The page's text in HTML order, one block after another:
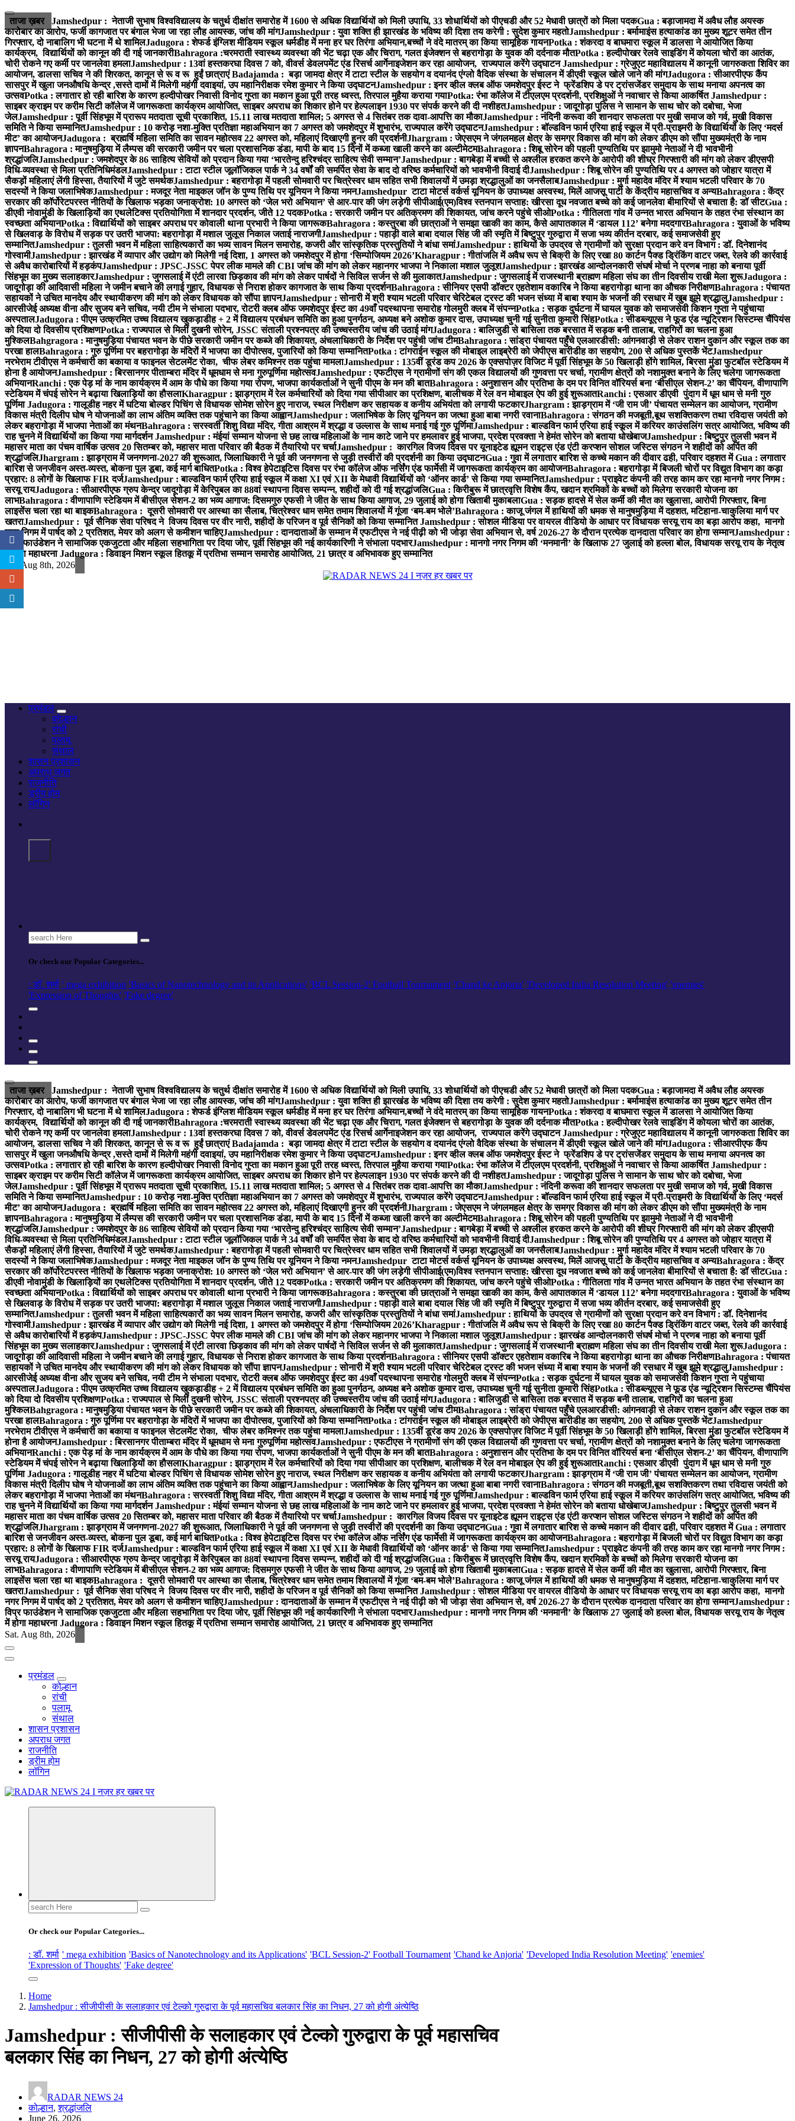
Skip
to
content
ताजा ख़बर Jamshedpur : नेताजी सुभाष विश्वविद्यालय के चतुर्थ दीक्षांत समारोह में 1600 से अधिक विद्यार्थियों को मिली उपाधि, 33 शोधार्थियों को पीएचडी और 52 मेधावी छात्रों को मिला पदकGua : बड़ाजामदा में अवैध लौह अयस्क
कारोबार का आरोप, फर्जी कागजात पर बंगाल भेजा जा रहा लौह आयस्क, जांच की मांगJamshedpur : युवा शक्ति ही झारखंड के भविष्य की दिशा तय करेगी : सुदेश कुमार महतोJamshedpur : बर्मामाइंस हत्याकांड का मुख्य शूटर समेत तीन
गिरफ्तार, दो नाबालिग भी घटना में थे शामिलJadugora : शेफर्ड इंग्लिश मीडियम स्कूल धर्मडीह में मना हर घर तिरंगा अभियान,बच्चों ने वंदे मातरम् का किया सामूहिक गायनPotka : शंकरदा व बाघमारा स्कूल में डालसा ने आयोजित किया
कार्यक्रम, विद्यार्थियों को कानून की दी गई जानकारीBahragora :चरमराती स्वास्थ्य व्यवस्था की भेंट चढ़ा एक और चिराग, गलत इंजेक्शन से बहरागोड़ा के युवक की दर्दनाक मौतPotka : हल्दीपोखर रेलवे साइडिंग में कोयला चोरों का आतंक,
चोरी रोकने गए कर्मी पर जानलेवा हमलाJamshedpur : 13वां हस्तकरघा दिवस 7 को, वीवर्स डेवलपमेंट एंड रिसर्च आर्गेनाइजेशन कर रहा आयोजन, राज्यपाल करेंगे उद्घाटनJamshedpur : ग्रेजुएट महाविद्यालय में कानूनी जागरुकता शिविर का
आयोजन, डालसा सचिव ने की शिरकत, कानून से रू व रू हुईं छात्राएंBadajamda : बड़ा जामदा क्षेत्र में टाटा स्टील के सहयोग व दयानंद एंग्लो वैदिक संस्था के संचालन में डीएवी स्कूल खोले जाने की मांगJadugora : सीआरपीएफ कैंप
सासपुर में खुला जनऔषधि केन्द्र ,सस्ते दामों में मिलेगी महंगी दवाइयां, उप महानिरीक्षक रमेश कुमार ने किया उद्घाटनJamshedpur : इनर व्हील क्लब ऑफ जमशेदपुर ईस्ट ने फ्रेंडशिप डे पर ट्रांसजेंडर समुदाय के साथ मनाया अपनत्व का
उत्सवPotka : लगातार हो रही बारिश के कारण हल्दीपोखर निवासी विनोद गुप्ता का मकान हुआ पूरी तरह ध्वस्त, तिरपाल मुहैया कराया गयाPotka: रंभा कॉलेज में टीएलएम प्रदर्शनी, प्रशिक्षुओं ने नवाचार से किया आकर्षितJamshedpur :
साइबर क्राइम पर करीम सिटी कॉलेज में जागरूकता कार्यक्रम आयोजित, साइबर अपराध का शिकार होने पर हेल्पलाइन 1930 पर संपर्क करने की दी नशीहतJamshedpur : जादूगोड़ा पुलिस ने सामान के साथ चोर को दबोचा, भेजा
जेलJamshedpur : पूर्वी सिंहभूम में प्रारूप मतदाता सूची प्रकाशित, 15.11 लाख मतदाता शामिल; 5 अगस्त से 4 सितंबर तक दावा-आपत्ति का मौकाJamshedpur : नंदिनी करूवा की शानदार सफलता पर मुखी समाज को गर्व, मुखी विकास
समिति ने किया सम्मानितJamshedpur : 10 करोड़ नशा-मुक्ति प्रतिज्ञा महाअभियान का 7 अगस्त को जमशेदपुर में शुभारंभ, राज्यपाल करेंगे उद्घाटनJamshedpur : बॉल्डविन फार्म एरिया हाई स्कूल में प्री-प्राइमरी के विद्यार्थियों के लिए ‘मदर्स
मीट’ का आयोजनJadugora : ब्रह्मर्षि महिला समिति का सावन महोत्सव 22 अगस्त को, महिलाएं दिखाएगी हुनर की प्रदर्शनीJhargram : जेएसएम ने जंगलमहल क्षेत्र के समग्र विकास की मांग को लेकर डीएम को सौंपा मुख्यमंत्री के नाम
ज्ञापनBahragora : मानुषमुड़िया में लैम्पस की सरकारी जमीन पर चला प्रशासनिक डंडा, मापी के बाद 15 दिनों में कब्जा खाली करने का अल्टीमेटमBahragora : शिबू सोरेन की पहली पुण्यतिथि पर झामुमो नेताओं ने दी भावभीनी
श्रद्धांजलिJamshedpur : जमशेदपुर के 86 साहित्य सेवियों को प्रदान किया गया ‘भारतेन्दु हरिश्चंद्र साहित्य सेवी सम्मान’Jamshedpur : बागबेड़ा में बच्ची से अश्लील हरकत करने के आरोपी की शीघ्र गिरफ्तारी की मांग को लेकर डीएसपी
विधि-व्यवस्था से मिला प्रतिनिधिमंडलJamshedpur : टाटा स्टील जूलॉजिकल पार्क ने 34 वर्षों की समर्पित सेवा के बाद दो वरिष्ठ कर्मचारियों को भावभीनी विदाई दीJamshedpur : शिबू सोरेन की पुण्यतिथि पर 4 अगस्त को जोहार यात्रा में
सैकड़ों महिलाएं लेंगी हिस्सा, तैयारियों में जुटे समर्थकJamshedpur : बहरागोड़ा में पहली सोमवारी पर चित्रेस्वर धाम सहित सभी शिवालयों में उमड़ा श्रद्धालुओं का जनसैलाबJamshedpur : मुर्गा महादेव मंदिर में श्याम भटली परिवार के 70
सदस्यों ने किया जलाभिषेकJamshedpur : मजदूर नेता माइकल जॉन के पुण्य तिथि पर यूनियन ने किया नमनJamshedpur टाटा मोटर्स वर्कर्स यूनियन के उपाध्यक्ष अस्वस्थ, मिलें आजसू पार्टी के केंद्रीय महासचिव व अन्यBahragora : केंद्र
सरकार की कॉर्पोरेटपरस्त नीतियों के खिलाफ भड़का जनाक्रोश: 10 अगस्त को ‘जेल भरो अभियान’ से आर-पार की जंग लड़ेगी सीपीआई(एम)विश्व स्तनपान सप्ताह: खीरसा दूध नवजात बच्चे को कई जानलेवा बीमारियों से बचाता है: डॉ सीटGua :
डीएवी नोवामुंडी के खिलाड़ियों का एथलेटिक्स प्रतियोगिता में शानदार प्रदर्शन, जीते 12 पदकPotka : सरकारी जमीन पर अतिक्रमण की शिकायत, जांच करने पहुंचे सीओPotka : गीतिलता गांव में उन्नत भारत अभियान के तहत रंभा संस्थान का
स्वच्छता अभियानPotka : विद्यार्थियों को साइबर अपराध पर कोवाली थाना प्रभारी ने किया जागरूकBahragora : कस्तुरबा की छात्राओं ने समझा खाकी का काम, कैसे आपातकाल में ‘डायल 112’ बनेगा मददगारBahragora : युवाओं के भविष्य
से खिलवाड़ के विरोध में सड़क पर उतरी भाजपा: बहरागोड़ा में मशाल जुलूस निकाल जताई नाराजगीJamshedpur : पहाड़ी वाले बाबा दयाल सिंह जी की स्मृति में बिष्टुपुर गुरुद्वारा में सजा भव्य कीर्तन दरबार, कई समाजसेवी हुए
सम्मानितJamshedpur : तुलसी भवन में महिला साहित्यकारों का भव्य सावन मिलन समारोह, कजरी और सांस्कृतिक प्रस्तुतियों ने बांधा समांJamshedpur : हाथियों के उपद्रव से ग्रामीणों को सुरक्षा प्रदान करे वन विभाग : डॉ. दिनेशानंद
गोस्वामीJamshedpur : झारखंड में व्यापार और उद्योग को मिलेगी नई दिशा, 1 अगस्त को जमशेदपुर में होगा ‘सिम्पोजियम 2026’Kharagpur : गीतांजलि में अवैध रूप से बिक्री के लिए रखा 80 कार्टन पैक्ड ड्रिंकिंग वाटर जब्त, रेलवे की कार्रवाई
से अवैध कारोबारियों में हड़कंपJamshedpur : JPSC-JSSC पेपर लीक मामले की CBI जांच की मांग को लेकर महानगर भाजपा ने निकाला मशाल जुलूशJamshedpur : झारखंड आन्दोलनकारी संघर्ष मोर्चा ने प्रणब नाहा को बनाया पूर्वी
सिंहभूम का मुख्य सलाहकारJamshedpur : जुगसलाई में एंटी लारवा छिड़काव की मांग को लेकर पार्षदों ने सिविल सर्जन से की मुलाकातJamshedpur : जुगसलाई में राजस्थानी ब्राह्मण महिला संघ का तीन दिवसीय राखी मेला शुरूJadugora :
जादूगोड़ा की आदिवासी महिला ने जमीन बचाने की लगाई गुहार, विधायक से निराश होकर कागजात के साथ किया प्रदर्शनBahragora : सीनियर एसपी डॉक्टर एहतेशाम वकारिब ने किया बहरागोड़ा थाना का औचक निरीक्षणBahragora : पंचायत
सहायकों ने उचित मानदेय और स्थायीकरण की मांग को लेकर विधायक को सौंपा ज्ञापनJamshedpur : सोनारी में श्री श्याम भटली परिवार चेरिटेबल ट्रस्ट की भजन संध्या में बाबा श्याम के भजनों की रसधार में खुब झूमे श्रद्धालुJamshedpur :
आरसीजेई अध्यक्ष वीना और सुजय बने सचिव, नयी टीम ने संभाला पदभार, रोटरी क्लब ऑफ जमशेदपुर ईस्ट का 49वाँ पदस्थापना समारोह गोलमुरी क्लब में संपन्नPotka : सड़क दुर्घटना में घायल युवक को समाजसेवी किशन गुप्ता ने पहुंचाया
अस्पतालJadugora : पीएम उत्क्रमित उच्च विद्यालय खुकड़ाडीह + 2 में विद्यालय प्रबंधन समिति का हुआ पुनर्गठन, अध्यक्ष बने अशोक कुमार दास, उपाध्यक्ष चुनी गई सुनीता कुमारी सिंहPotka : सीडब्ल्यूएस ने फूड एंड न्यूट्रिशन सिस्टम्स चैंपियंस
को दिया दो दिवसीय प्रशिक्षणPotka : राज्यपाल से मिलीं दुखनी सोरेन, JSSC संताली प्रश्नपत्र की उच्चस्तरीय जांच की उठाई मांगJadugora : बालिजुडी से बासिला तक बरसात में सड़क बनी तालाब, राहगिरों का चलना हुआ
मुश्किलBahgragora : मानुषमुड़िया पंचायत भवन के पीछे सरकारी जमीन पर कब्जे की शिकायत, अंचलाधिकारी के निर्देश पर पहुंची जांच टीमBahragora : सांड्रा पंचायत पहुँचे एलआरडीसी: आंगनवाड़ी से लेकर राशन दुकान और स्कूल तक का
परखा हालBahragora : गुरु पूर्णिमा पर बहरागोड़ा के मंदिरों में भाजपा का दीपोत्सव, पुजारियों को किया सम्मानितPotka : टांगराईन स्कूल की मोबाइल लाइब्रेरी को जेपीएस बारीडीह का सहयोग, 200 से अधिक पुस्तकें भेंटJamshedpur
नरभेराम टीवीएस ने कर्मचारी का बकाया व फाइनल सेटलमेंट रोका, चीफ लेबर कमिश्नर तक पहुंचा मामलाJamshedpur : 135वीं डूरंड कप 2026 के एक्सपोज़र विजिट में पूर्वी सिंहभूम के 50 खिलाड़ी होंगे शामिल, बिरसा मुंडा फुटबॉल स्टेडियम में
होना है आयोजनJamshedpur : बिरसानगर पीताम्बरा मंदिर में धूमधाम से मना गुरुपूर्णिमा महोत्सवJamshedpur : एफटीएस ने ग्रामीणों संग की एकल विद्यालयों की गुणवत्ता पर चर्चा, ग्रामीण क्षेत्रों को नशामुक्त बनाने के लिए चलेगा जागरूकता
अभियानRanchi : एक पेड़ मां के नाम कार्यक्रम में आम के पौधे का किया गया रोपण, भाजपा कार्यकर्ताओं ने सुनी पीएम के मन की बातBahragora : अनुशासन और प्रतिभा के दम पर विनित वॉरियर्स बना ‘बीसीएल सेशन-2’ का चैंपियन, वीणापाणि
स्टेडियम में चंपई सोरेन ने बढ़ाया खिलाड़ियों का हौसलाKharagpur : झाड़ग्राम में रेल कर्मचारियों को दिया गया सीपीआर का प्रशिक्षण, बालीचक में रेल वन मोबाइल ऐप की हुई शुरूआतRanchi : एसआर डीएवी पुंदाग में धूम धाम से मनी गुरु
पूर्णिमाJadugora : गालूडीह नहर में घटिया बोल्डर पिचिंग से विधायक सोमेश सोरेन हुए नाराज, स्थल निरीक्षण कर सहायक व कनीय अभियंता को लगायी फटकारJhargram : झाड़ग्राम में ‘जी राम जी’ पंचायत सम्मेलन का आयोजन, ग्रामीण
विकास मंत्री दिलीप घोष ने योजनाओं का लाभ अंतिम व्यक्ति तक पहुंचाने का किया आह्वानJamshedpur : जलाभिषेक के लिए यूनियन का जत्था हुआ बाबा नगरी रवानाBahragora : संगठन की मजबूती,बूथ सशक्तिकरण तथा रविदास जयंती को
लेकर बहरागोड़ा में भाजपा नेताओं का मंथनBahragora : सरस्वती शिशु विद्या मंदिर, गीता आश्रम में श्रद्धा व उल्लास के साथ मनाई गई गुरु पूर्णिमाJamshedpur : बाल्डविन फार्म एरिया हाई स्कूल में करियर काउंसलिंग सत्र आयोजित, भविष्य की
राह चुनने में विद्यार्थियों का किया गया मार्गदर्शनJamshedpur : मंईयां सम्मान योजना से छह लाख महिलाओं के नाम काटे जाने पर हमलावर हुई भाजपा, प्रदेश प्रवक्ता ने हेमंत सोरेन को बताया धोखेबाजJamshedpur : बिष्टुपुर तुलसी भवन में
महासर माता का पंचम वार्षिक उत्सव 20 सितम्बर को, महासर माता परिवार की बैठक में तैयारियो पर चर्चाJamshedpur : कारगिल विजय दिवस पर यूनाइटेड ह्यूमन राइट्स एंड एंटी करप्शन सोशल जस्टिस संगठन ने शहीदों को अर्पित की
श्रद्धांजलिJhargram : झाड़ग्राम में जनगणना-2027 की शुरूआत, जिलाधिकारी ने पूर्व की जनगणना से जुड़ी तस्वीरों की प्रदर्शनी का किया उद्घाटनGua : गुवा में लगातार बारिश से कच्चे मकान की दीवार ढही, परिवार दहशत मेंGua : लगातार
बारिश से जनजीवन अस्त-व्यस्त, बोकना पुल डूबा, कई मार्ग बाधितPotka : विश्व हेपेटाइटिस दिवस पर रंभा कॉलेज ऑफ नर्सिंग एंड फार्मेसी में जागरूकता कार्यक्रम का आयोजनBahragora : बहरागोड़ा में बिजली चोरों पर विद्युत विभाग का कड़ा
प्रहार: 8 लोगों के खिलाफ FIR दर्जJamshedpur : बाल्डविन फार्म एरिया हाई स्कूल में कक्षा XI एवं XII के मेधावी विद्यार्थियों को ‘ऑनर कार्ड’ से किया गया सम्मानितJamshedpur : प्राइवेट कंपनी की तरह काम कर रहा मानगो नगर निगम :
सरयू रायJadugora : सीआरपीएफ ग्रुप केन्द्र जादूगोड़ा में केरिपुबल का 88वां स्थापना दिवस सम्पन्न, शहीदों को दी गई श्रद्धांजलिGua : किरीबुरू में छात्रवृत्ति विशेष कैंप, खदान श्रमिकों के बच्चों को मिलेगा सरकारी योजना का
लाभBahragora : वीणापाणि स्टेडियम में बीसीएल सेशन-2 का भव्य आगाज: दिसमगुरु एफसी ने जीत के साथ किया आगाज, 29 जुलाई को होगा खिताबी मुकाबलाGua : सड़क हादसे में सेल कर्मी की मौत का खुलासा, आरोपी गिरफ्तार, बिना
लाइसेंस चला रहा था बाइकBahragora : दूसरी सोमवारी पर आस्था का सैलाब, चित्रेश्वर धाम समेत तमाम शिवालयों में गूंजा ‘बम-बम भोले’Bahragora : काजू जंगल में हाथियों की धमक से मानुषमुड़िया में दहशत, मटिहाना-चाकुलिया मार्ग पर
खतराJamshedpur : पूर्व सैनिक सेवा परिषद ने विजय दिवस पर वीर नारी, शहीदों के परिजन व पूर्व सैनिकों को किया सम्मानितJamshedpur : सोशल मीडिया पर वायरल वीडियो के आधार पर विधायक सरयू राय का बड़ा आरोप कहा, मानगो
नगर निगम में पार्षद को 2 प्रतिशत, मेयर को अलग से कमीशन चाहिएJamshedpur : दानदाताओं के सम्मान में एफटीएस ने नई पीढ़ी को भी जोड़ा सेवा अभियान से, वर्ष 2026-27 के दौरान प्रत्येक दानदाता परिवार का होगा सम्मानJamshedpur :
विप्र फाउंडेशन ने सामाजिक एकजुटता और महिला सहभागिता पर दिया जोर, पूर्वी सिंहभूम की नई कार्यकारिणी ने संभाला पदभारJamshedpur : मानगो नगर निगम की ‘मनमानी’ के खिलाफ 27 जुलाई को हल्ला बोल, विधायक सरयू राय के नेतृत्व
में होगा महाधरनाJadugora : डिवाइन मिशन स्कूल हितकू में प्रतिभा सम्मान समारोह आयोजित, 21 छात्र व अभिभावक हुए सम्मानित
Sat. Aug 8th, 2026
नज़र हर खबर पर
प्रमंडल
कोल्हान
रांची
पलामू
संथाल
शासन प्रशासन
अपराध जगत
राजनीति
ड्रीम होम
लॉगिन
Search
for:
Or check our Popular Categories...
: डॉ. शर्मा ' mega exhibition 'Basics of Nanotechnology and its Applications' 'BCL Session-2' Football Tournament 'Chand ke Anjoria' 'Developed India Resolution Meeting' 'enemies'
'Expression of Thoughts' 'Fake degree'
ताजा ख़बर Jamshedpur : नेताजी सुभाष विश्वविद्यालय के चतुर्थ दीक्षांत समारोह में 1600 से अधिक विद्यार्थियों को मिली उपाधि, 33 शोधार्थियों को पीएचडी और 52 मेधावी छात्रों को मिला पदकGua : बड़ाजामदा में अवैध लौह अयस्क
कारोबार का आरोप, फर्जी कागजात पर बंगाल भेजा जा रहा लौह आयस्क, जांच की मांगJamshedpur : युवा शक्ति ही झारखंड के भविष्य की दिशा तय करेगी : सुदेश कुमार महतोJamshedpur : बर्मामाइंस हत्याकांड का मुख्य शूटर समेत तीन
गिरफ्तार, दो नाबालिग भी घटना में थे शामिलJadugora : शेफर्ड इंग्लिश मीडियम स्कूल धर्मडीह में मना हर घर तिरंगा अभियान,बच्चों ने वंदे मातरम् का किया सामूहिक गायनPotka : शंकरदा व बाघमारा स्कूल में डालसा ने आयोजित किया
कार्यक्रम, विद्यार्थियों को कानून की दी गई जानकारीBahragora :चरमराती स्वास्थ्य व्यवस्था की भेंट चढ़ा एक और चिराग, गलत इंजेक्शन से बहरागोड़ा के युवक की दर्दनाक मौतPotka : हल्दीपोखर रेलवे साइडिंग में कोयला चोरों का आतंक,
चोरी रोकने गए कर्मी पर जानलेवा हमलाJamshedpur : 13वां हस्तकरघा दिवस 7 को, वीवर्स डेवलपमेंट एंड रिसर्च आर्गेनाइजेशन कर रहा आयोजन, राज्यपाल करेंगे उद्घाटनJamshedpur : ग्रेजुएट महाविद्यालय में कानूनी जागरुकता शिविर का
आयोजन, डालसा सचिव ने की शिरकत, कानून से रू व रू हुईं छात्राएंBadajamda : बड़ा जामदा क्षेत्र में टाटा स्टील के सहयोग व दयानंद एंग्लो वैदिक संस्था के संचालन में डीएवी स्कूल खोले जाने की मांगJadugora : सीआरपीएफ कैंप
सासपुर में खुला जनऔषधि केन्द्र ,सस्ते दामों में मिलेगी महंगी दवाइयां, उप महानिरीक्षक रमेश कुमार ने किया उद्घाटनJamshedpur : इनर व्हील क्लब ऑफ जमशेदपुर ईस्ट ने फ्रेंडशिप डे पर ट्रांसजेंडर समुदाय के साथ मनाया अपनत्व का
उत्सवPotka : लगातार हो रही बारिश के कारण हल्दीपोखर निवासी विनोद गुप्ता का मकान हुआ पूरी तरह ध्वस्त, तिरपाल मुहैया कराया गयाPotka: रंभा कॉलेज में टीएलएम प्रदर्शनी, प्रशिक्षुओं ने नवाचार से किया आकर्षितJamshedpur :
साइबर क्राइम पर करीम सिटी कॉलेज में जागरूकता कार्यक्रम आयोजित, साइबर अपराध का शिकार होने पर हेल्पलाइन 1930 पर संपर्क करने की दी नशीहतJamshedpur : जादूगोड़ा पुलिस ने सामान के साथ चोर को दबोचा, भेजा
जेलJamshedpur : पूर्वी सिंहभूम में प्रारूप मतदाता सूची प्रकाशित, 15.11 लाख मतदाता शामिल; 5 अगस्त से 4 सितंबर तक दावा-आपत्ति का मौकाJamshedpur : नंदिनी करूवा की शानदार सफलता पर मुखी समाज को गर्व, मुखी विकास
समिति ने किया सम्मानितJamshedpur : 10 करोड़ नशा-मुक्ति प्रतिज्ञा महाअभियान का 7 अगस्त को जमशेदपुर में शुभारंभ, राज्यपाल करेंगे उद्घाटनJamshedpur : बॉल्डविन फार्म एरिया हाई स्कूल में प्री-प्राइमरी के विद्यार्थियों के लिए ‘मदर्स
मीट’ का आयोजनJadugora : ब्रह्मर्षि महिला समिति का सावन महोत्सव 22 अगस्त को, महिलाएं दिखाएगी हुनर की प्रदर्शनीJhargram : जेएसएम ने जंगलमहल क्षेत्र के समग्र विकास की मांग को लेकर डीएम को सौंपा मुख्यमंत्री के नाम
ज्ञापनBahragora : मानुषमुड़िया में लैम्पस की सरकारी जमीन पर चला प्रशासनिक डंडा, मापी के बाद 15 दिनों में कब्जा खाली करने का अल्टीमेटमBahragora : शिबू सोरेन की पहली पुण्यतिथि पर झामुमो नेताओं ने दी भावभीनी
श्रद्धांजलिJamshedpur : जमशेदपुर के 86 साहित्य सेवियों को प्रदान किया गया ‘भारतेन्दु हरिश्चंद्र साहित्य सेवी सम्मान’Jamshedpur : बागबेड़ा में बच्ची से अश्लील हरकत करने के आरोपी की शीघ्र गिरफ्तारी की मांग को लेकर डीएसपी
विधि-व्यवस्था से मिला प्रतिनिधिमंडलJamshedpur : टाटा स्टील जूलॉजिकल पार्क ने 34 वर्षों की समर्पित सेवा के बाद दो वरिष्ठ कर्मचारियों को भावभीनी विदाई दीJamshedpur : शिबू सोरेन की पुण्यतिथि पर 4 अगस्त को जोहार यात्रा में
सैकड़ों महिलाएं लेंगी हिस्सा, तैयारियों में जुटे समर्थकJamshedpur : बहरागोड़ा में पहली सोमवारी पर चित्रेस्वर धाम सहित सभी शिवालयों में उमड़ा श्रद्धालुओं का जनसैलाबJamshedpur : मुर्गा महादेव मंदिर में श्याम भटली परिवार के 70
सदस्यों ने किया जलाभिषेकJamshedpur : मजदूर नेता माइकल जॉन के पुण्य तिथि पर यूनियन ने किया नमनJamshedpur टाटा मोटर्स वर्कर्स यूनियन के उपाध्यक्ष अस्वस्थ, मिलें आजसू पार्टी के केंद्रीय महासचिव व अन्यBahragora : केंद्र
सरकार की कॉर्पोरेटपरस्त नीतियों के खिलाफ भड़का जनाक्रोश: 10 अगस्त को ‘जेल भरो अभियान’ से आर-पार की जंग लड़ेगी सीपीआई(एम)विश्व स्तनपान सप्ताह: खीरसा दूध नवजात बच्चे को कई जानलेवा बीमारियों से बचाता है: डॉ सीटGua :
डीएवी नोवामुंडी के खिलाड़ियों का एथलेटिक्स प्रतियोगिता में शानदार प्रदर्शन, जीते 12 पदकPotka : सरकारी जमीन पर अतिक्रमण की शिकायत, जांच करने पहुंचे सीओPotka : गीतिलता गांव में उन्नत भारत अभियान के तहत रंभा संस्थान का
स्वच्छता अभियानPotka : विद्यार्थियों को साइबर अपराध पर कोवाली थाना प्रभारी ने किया जागरूकBahragora : कस्तुरबा की छात्राओं ने समझा खाकी का काम, कैसे आपातकाल में ‘डायल 112’ बनेगा मददगारBahragora : युवाओं के भविष्य
से खिलवाड़ के विरोध में सड़क पर उतरी भाजपा: बहरागोड़ा में मशाल जुलूस निकाल जताई नाराजगीJamshedpur : पहाड़ी वाले बाबा दयाल सिंह जी की स्मृति में बिष्टुपुर गुरुद्वारा में सजा भव्य कीर्तन दरबार, कई समाजसेवी हुए
सम्मानितJamshedpur : तुलसी भवन में महिला साहित्यकारों का भव्य सावन मिलन समारोह, कजरी और सांस्कृतिक प्रस्तुतियों ने बांधा समांJamshedpur : हाथियों के उपद्रव से ग्रामीणों को सुरक्षा प्रदान करे वन विभाग : डॉ. दिनेशानंद
गोस्वामीJamshedpur : झारखंड में व्यापार और उद्योग को मिलेगी नई दिशा, 1 अगस्त को जमशेदपुर में होगा ‘सिम्पोजियम 2026’Kharagpur : गीतांजलि में अवैध रूप से बिक्री के लिए रखा 80 कार्टन पैक्ड ड्रिंकिंग वाटर जब्त, रेलवे की कार्रवाई
से अवैध कारोबारियों में हड़कंपJamshedpur : JPSC-JSSC पेपर लीक मामले की CBI जांच की मांग को लेकर महानगर भाजपा ने निकाला मशाल जुलूशJamshedpur : झारखंड आन्दोलनकारी संघर्ष मोर्चा ने प्रणब नाहा को बनाया पूर्वी
सिंहभूम का मुख्य सलाहकारJamshedpur : जुगसलाई में एंटी लारवा छिड़काव की मांग को लेकर पार्षदों ने सिविल सर्जन से की मुलाकातJamshedpur : जुगसलाई में राजस्थानी ब्राह्मण महिला संघ का तीन दिवसीय राखी मेला शुरूJadugora :
जादूगोड़ा की आदिवासी महिला ने जमीन बचाने की लगाई गुहार, विधायक से निराश होकर कागजात के साथ किया प्रदर्शनBahragora : सीनियर एसपी डॉक्टर एहतेशाम वकारिब ने किया बहरागोड़ा थाना का औचक निरीक्षणBahragora : पंचायत
सहायकों ने उचित मानदेय और स्थायीकरण की मांग को लेकर विधायक को सौंपा ज्ञापनJamshedpur : सोनारी में श्री श्याम भटली परिवार चेरिटेबल ट्रस्ट की भजन संध्या में बाबा श्याम के भजनों की रसधार में खुब झूमे श्रद्धालुJamshedpur :
आरसीजेई अध्यक्ष वीना और सुजय बने सचिव, नयी टीम ने संभाला पदभार, रोटरी क्लब ऑफ जमशेदपुर ईस्ट का 49वाँ पदस्थापना समारोह गोलमुरी क्लब में संपन्नPotka : सड़क दुर्घटना में घायल युवक को समाजसेवी किशन गुप्ता ने पहुंचाया
अस्पतालJadugora : पीएम उत्क्रमित उच्च विद्यालय खुकड़ाडीह + 2 में विद्यालय प्रबंधन समिति का हुआ पुनर्गठन, अध्यक्ष बने अशोक कुमार दास, उपाध्यक्ष चुनी गई सुनीता कुमारी सिंहPotka : सीडब्ल्यूएस ने फूड एंड न्यूट्रिशन सिस्टम्स चैंपियंस
को दिया दो दिवसीय प्रशिक्षणPotka : राज्यपाल से मिलीं दुखनी सोरेन, JSSC संताली प्रश्नपत्र की उच्चस्तरीय जांच की उठाई मांगJadugora : बालिजुडी से बासिला तक बरसात में सड़क बनी तालाब, राहगिरों का चलना हुआ
मुश्किलBahgragora : मानुषमुड़िया पंचायत भवन के पीछे सरकारी जमीन पर कब्जे की शिकायत, अंचलाधिकारी के निर्देश पर पहुंची जांच टीमBahragora : सांड्रा पंचायत पहुँचे एलआरडीसी: आंगनवाड़ी से लेकर राशन दुकान और स्कूल तक का
परखा हालBahragora : गुरु पूर्णिमा पर बहरागोड़ा के मंदिरों में भाजपा का दीपोत्सव, पुजारियों को किया सम्मानितPotka : टांगराईन स्कूल की मोबाइल लाइब्रेरी को जेपीएस बारीडीह का सहयोग, 200 से अधिक पुस्तकें भेंटJamshedpur
नरभेराम टीवीएस ने कर्मचारी का बकाया व फाइनल सेटलमेंट रोका, चीफ लेबर कमिश्नर तक पहुंचा मामलाJamshedpur : 135वीं डूरंड कप 2026 के एक्सपोज़र विजिट में पूर्वी सिंहभूम के 50 खिलाड़ी होंगे शामिल, बिरसा मुंडा फुटबॉल स्टेडियम में
होना है आयोजनJamshedpur : बिरसानगर पीताम्बरा मंदिर में धूमधाम से मना गुरुपूर्णिमा महोत्सवJamshedpur : एफटीएस ने ग्रामीणों संग की एकल विद्यालयों की गुणवत्ता पर चर्चा, ग्रामीण क्षेत्रों को नशामुक्त बनाने के लिए चलेगा जागरूकता
अभियानRanchi : एक पेड़ मां के नाम कार्यक्रम में आम के पौधे का किया गया रोपण, भाजपा कार्यकर्ताओं ने सुनी पीएम के मन की बातBahragora : अनुशासन और प्रतिभा के दम पर विनित वॉरियर्स बना ‘बीसीएल सेशन-2’ का चैंपियन, वीणापाणि
स्टेडियम में चंपई सोरेन ने बढ़ाया खिलाड़ियों का हौसलाKharagpur : झाड़ग्राम में रेल कर्मचारियों को दिया गया सीपीआर का प्रशिक्षण, बालीचक में रेल वन मोबाइल ऐप की हुई शुरूआतRanchi : एसआर डीएवी पुंदाग में धूम धाम से मनी गुरु
पूर्णिमाJadugora : गालूडीह नहर में घटिया बोल्डर पिचिंग से विधायक सोमेश सोरेन हुए नाराज, स्थल निरीक्षण कर सहायक व कनीय अभियंता को लगायी फटकारJhargram : झाड़ग्राम में ‘जी राम जी’ पंचायत सम्मेलन का आयोजन, ग्रामीण
विकास मंत्री दिलीप घोष ने योजनाओं का लाभ अंतिम व्यक्ति तक पहुंचाने का किया आह्वानJamshedpur : जलाभिषेक के लिए यूनियन का जत्था हुआ बाबा नगरी रवानाBahragora : संगठन की मजबूती,बूथ सशक्तिकरण तथा रविदास जयंती को
लेकर बहरागोड़ा में भाजपा नेताओं का मंथनBahragora : सरस्वती शिशु विद्या मंदिर, गीता आश्रम में श्रद्धा व उल्लास के साथ मनाई गई गुरु पूर्णिमाJamshedpur : बाल्डविन फार्म एरिया हाई स्कूल में करियर काउंसलिंग सत्र आयोजित, भविष्य की
राह चुनने में विद्यार्थियों का किया गया मार्गदर्शनJamshedpur : मंईयां सम्मान योजना से छह लाख महिलाओं के नाम काटे जाने पर हमलावर हुई भाजपा, प्रदेश प्रवक्ता ने हेमंत सोरेन को बताया धोखेबाजJamshedpur : बिष्टुपुर तुलसी भवन में
महासर माता का पंचम वार्षिक उत्सव 20 सितम्बर को, महासर माता परिवार की बैठक में तैयारियो पर चर्चाJamshedpur : कारगिल विजय दिवस पर यूनाइटेड ह्यूमन राइट्स एंड एंटी करप्शन सोशल जस्टिस संगठन ने शहीदों को अर्पित की
श्रद्धांजलिJhargram : झाड़ग्राम में जनगणना-2027 की शुरूआत, जिलाधिकारी ने पूर्व की जनगणना से जुड़ी तस्वीरों की प्रदर्शनी का किया उद्घाटनGua : गुवा में लगातार बारिश से कच्चे मकान की दीवार ढही, परिवार दहशत मेंGua : लगातार
बारिश से जनजीवन अस्त-व्यस्त, बोकना पुल डूबा, कई मार्ग बाधितPotka : विश्व हेपेटाइटिस दिवस पर रंभा कॉलेज ऑफ नर्सिंग एंड फार्मेसी में जागरूकता कार्यक्रम का आयोजनBahragora : बहरागोड़ा में बिजली चोरों पर विद्युत विभाग का कड़ा
प्रहार: 8 लोगों के खिलाफ FIR दर्जJamshedpur : बाल्डविन फार्म एरिया हाई स्कूल में कक्षा XI एवं XII के मेधावी विद्यार्थियों को ‘ऑनर कार्ड’ से किया गया सम्मानितJamshedpur : प्राइवेट कंपनी की तरह काम कर रहा मानगो नगर निगम :
सरयू रायJadugora : सीआरपीएफ ग्रुप केन्द्र जादूगोड़ा में केरिपुबल का 88वां स्थापना दिवस सम्पन्न, शहीदों को दी गई श्रद्धांजलिGua : किरीबुरू में छात्रवृत्ति विशेष कैंप, खदान श्रमिकों के बच्चों को मिलेगा सरकारी योजना का
लाभBahragora : वीणापाणि स्टेडियम में बीसीएल सेशन-2 का भव्य आगाज: दिसमगुरु एफसी ने जीत के साथ किया आगाज, 29 जुलाई को होगा खिताबी मुकाबलाGua : सड़क हादसे में सेल कर्मी की मौत का खुलासा, आरोपी गिरफ्तार, बिना
लाइसेंस चला रहा था बाइकBahragora : दूसरी सोमवारी पर आस्था का सैलाब, चित्रेश्वर धाम समेत तमाम शिवालयों में गूंजा ‘बम-बम भोले’Bahragora : काजू जंगल में हाथियों की धमक से मानुषमुड़िया में दहशत, मटिहाना-चाकुलिया मार्ग पर
खतराJamshedpur : पूर्व सैनिक सेवा परिषद ने विजय दिवस पर वीर नारी, शहीदों के परिजन व पूर्व सैनिकों को किया सम्मानितJamshedpur : सोशल मीडिया पर वायरल वीडियो के आधार पर विधायक सरयू राय का बड़ा आरोप कहा, मानगो
नगर निगम में पार्षद को 2 प्रतिशत, मेयर को अलग से कमीशन चाहिएJamshedpur : दानदाताओं के सम्मान में एफटीएस ने नई पीढ़ी को भी जोड़ा सेवा अभियान से, वर्ष 2026-27 के दौरान प्रत्येक दानदाता परिवार का होगा सम्मानJamshedpur :
विप्र फाउंडेशन ने सामाजिक एकजुटता और महिला सहभागिता पर दिया जोर, पूर्वी सिंहभूम की नई कार्यकारिणी ने संभाला पदभारJamshedpur : मानगो नगर निगम की ‘मनमानी’ के खिलाफ 27 जुलाई को हल्ला बोल, विधायक सरयू राय के नेतृत्व
में होगा महाधरनाJadugora : डिवाइन मिशन स्कूल हितकू में प्रतिभा सम्मान समारोह आयोजित, 21 छात्र व अभिभावक हुए सम्मानित
Sat. Aug 8th, 2026
प्रमंडल
कोल्हान
रांची
पलामू
संथाल
शासन प्रशासन
अपराध जगत
राजनीति
ड्रीम होम
लॉगिन
Search
for:
Or check our Popular Categories...
: डॉ. शर्मा ' mega exhibition 'Basics of Nanotechnology and its Applications' 'BCL Session-2' Football Tournament 'Chand ke Anjoria' 'Developed India Resolution Meeting' 'enemies'
'Expression of Thoughts' 'Fake degree'
Home
Jamshedpur : सीजीपीसी के सलाहकार एवं टेल्को गुरुद्वारा के पूर्व महासचिव बलकार सिंह का निधन, 27 को होगी अंत्येष्ठि
Jamshedpur : सीजीपीसी के सलाहकार एवं टेल्को गुरुद्वारा के पूर्व महासचिव
बलकार सिंह का निधन, 27 को होगी अंत्येष्ठि
RADAR NEWS 24
कोल्हान,श्रद्धांजलि
June 26, 2026